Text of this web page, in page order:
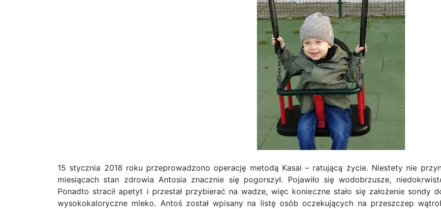
15 stycznia 2018 roku przeprowadzono operację metodą Kasai – ratującą życie. Niestety nie
miesiącach stan zdrowia Antosia znacznie się pogorszył. Pojawiło się wodobrzusze,
Ponadto stracił apetyt i przestał przybierać na wadze, więc konieczne stało się założenie sondy
wysokokaloryczne mleko. Antoś został wpisany na listę osób oczekujących na przeszczep